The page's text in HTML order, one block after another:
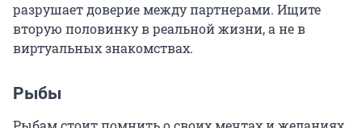
разрушает доверие между партнерами. Ищите
вторую половинку в реальной жизни, а не в
виртуальных знакомствах.
Рыбы